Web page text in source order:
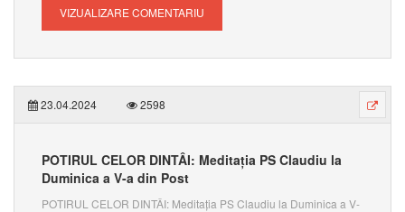
VIZUALIZARE COMENTARIU
23.04.2024 2598
POTIRUL CELOR DINTÂI: Meditația PS Claudiu la
Duminica a V-a din Post
POTIRUL CELOR DINTÂI: Meditația PS Claudiu la Duminica a V-